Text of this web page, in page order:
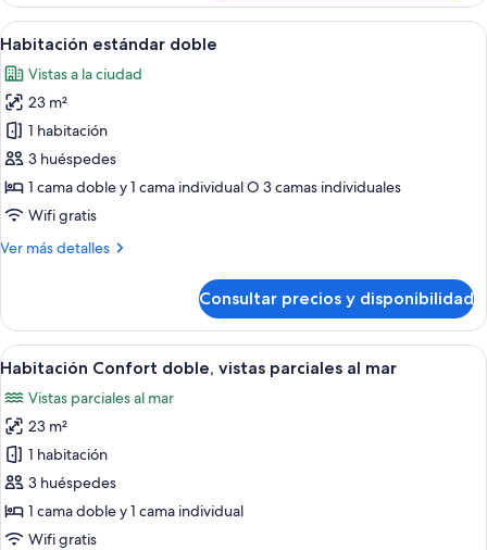
mar
terraza,
vistas
al
mar
Abrir
todas
las
fotos
de
Habitación
estándar
doble
Habitación de hotel con cama,
7
Habitación estándar doble
Vistas a la ciudad
23 m²
1 habitación
3 huéspedes
1 cama doble y 1 cama individual O 3 camas individuales
Wifi gratis
Ver más detalles
Más
estándar
doble
Consultar precios y disponibilidad
Abrir
todas
las
fotos
de
Habitación
Confort
doble,
Habitación de hotel con cama,
7
Habitación Confort doble, vistas parciales al mar
Vistas parciales al mar
23 m²
1 habitación
3 huéspedes
1 cama doble y 1 cama individual
Wifi gratis